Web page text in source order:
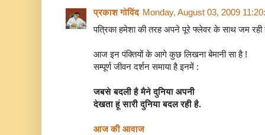
प्रकाश गोविंद Monday, August 03, 2009
पत्रिका हमेशा की तरह अपने पूरे फ्लेवर के साथ जम रही
आज इन पंक्तियों के आगे कुछ लिखना बेमानी सा है !
सम्पूर्ण जीवन दर्शन समाया है इनमें :
जबसे बदली है मैने दुनिया अपनी
देखता हूं सारी दुनिया बदल रही है.
आज की आवाज